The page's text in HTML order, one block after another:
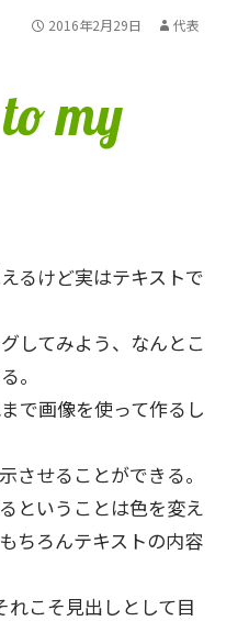
2016年2月29日 代表
my
るけど実はテキストで
してみよう、なんとこ
。
で画像を使って作るし
させることができる。
ということは色を変え
ちろんテキストの内容
こそ見出しとして目